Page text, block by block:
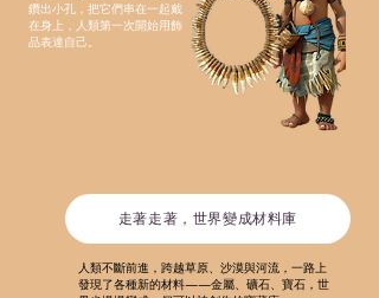
鑽出小孔，把它們串在一起戴
在身上，人類第一次開始用飾
品表達自己。
走著走著，世界變成材料庫
人類不斷前進，跨越草原、沙漠與河流，一路上
發現了各種新的材料——金屬、礦石、寶石，世